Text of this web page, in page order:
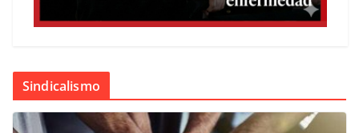
Sindicalismo